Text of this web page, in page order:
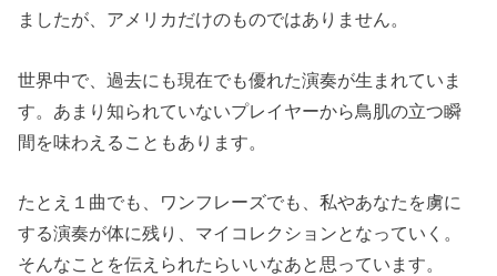
ましたが、アメリカだけのものではありません。
世界中で、過去にも現在でも優れた演奏が生まれていま
す。あまり知られていないプレイヤーから鳥肌の立つ瞬
間を味わえることもあります。
たとえ１曲でも、ワンフレーズでも、私やあなたを虜に
する演奏が体に残り、マイコレクションとなっていく。
そんなことを伝えられたらいいなあと思っています。